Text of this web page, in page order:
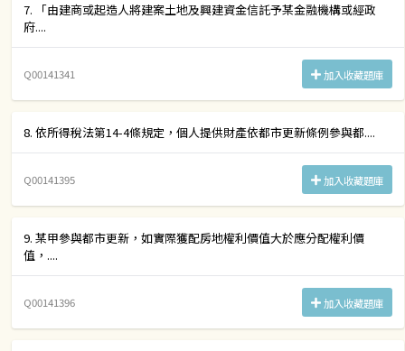
7. 「由建商或起造人將建案土地及興建資金信託予某金融機構或經政
府....
Q00141341 加入收藏題庫
8. 依所得稅法第14-4條規定，個人提供財產依都市更新條例參與都....
Q00141395 加入收藏題庫
9. 某甲參與都市更新，如實際獲配房地權利價值大於應分配權利價
值，....
Q00141396 加入收藏題庫